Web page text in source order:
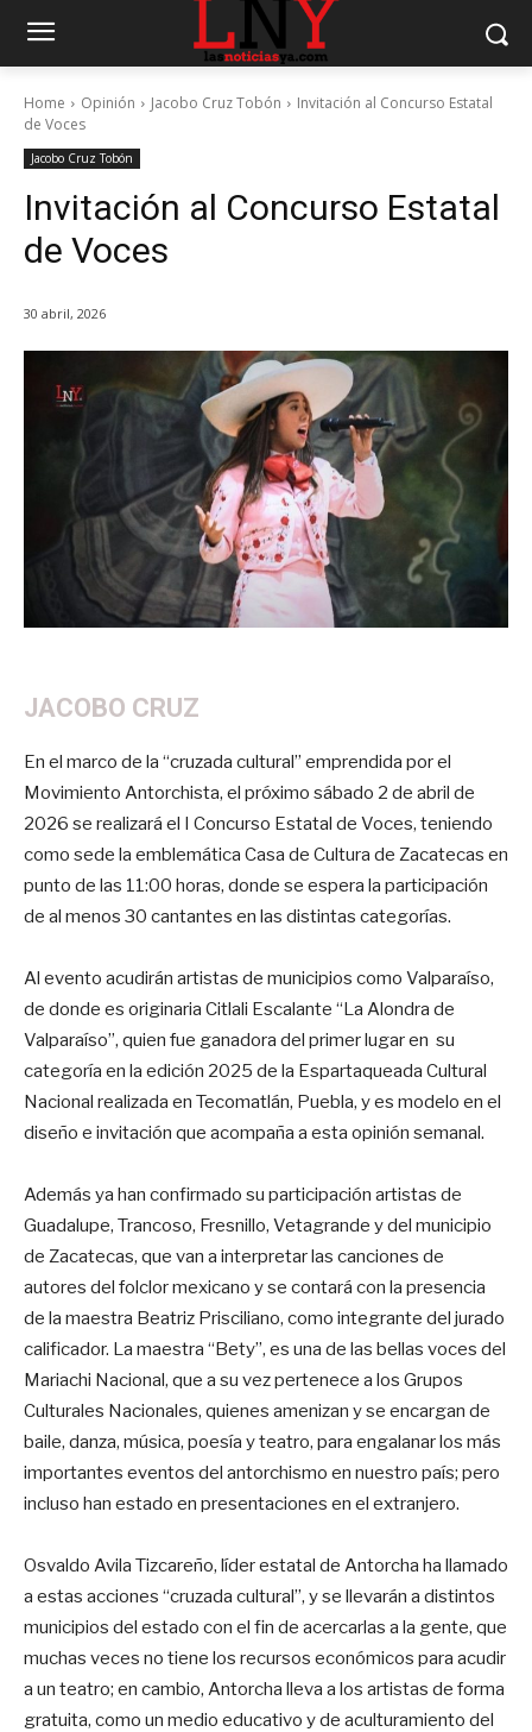
Home Opinión Jacobo Cruz Tobón
Invitación al Concurso Estatal
de Voces
Jacobo Cruz Tobón
Invitación al Concurso Estatal
de Voces
30 abril, 2026
JACOBO CRUZ
En el marco de la “cruzada cultural” emprendida por el
Movimiento Antorchista, el próximo sábado 2 de abril de
2026 se realizará el I Concurso Estatal de Voces, teniendo
como sede la emblemática Casa de Cultura de Zacatecas en
punto de las 11:00 horas, donde se espera la participación
de al menos 30 cantantes en las distintas categorías.
Al evento acudirán artistas de municipios como Valparaíso,
de donde es originaria Citlali Escalante “La Alondra de
Valparaíso”, quien fue ganadora del primer lugar en su
categoría en la edición 2025 de la Espartaqueada Cultural
Nacional realizada en Tecomatlán, Puebla, y es modelo en el
diseño e invitación que acompaña a esta opinión semanal.
Además ya han confirmado su participación artistas de
Guadalupe, Trancoso, Fresnillo, Vetagrande y del municipio
de Zacatecas, que van a interpretar las canciones de
autores del folclor mexicano y se contará con la presencia
de la maestra Beatriz Prisciliano, como integrante del jurado
calificador. La maestra “Bety”, es una de las bellas voces del
Mariachi Nacional, que a su vez pertenece a los Grupos
Culturales Nacionales, quienes amenizan y se encargan de
baile, danza, música, poesía y teatro, para engalanar los más
importantes eventos del antorchismo en nuestro país; pero
incluso han estado en presentaciones en el extranjero.
Osvaldo Avila Tizcareño, líder estatal de Antorcha ha llamado
a estas acciones “cruzada cultural”, y se llevarán a distintos
municipios del estado con el fin de acercarlas a la gente, que
muchas veces no tiene los recursos económicos para acudir
a un teatro; en cambio, Antorcha lleva a los artistas de forma
gratuita, como un medio educativo y de aculturamiento del